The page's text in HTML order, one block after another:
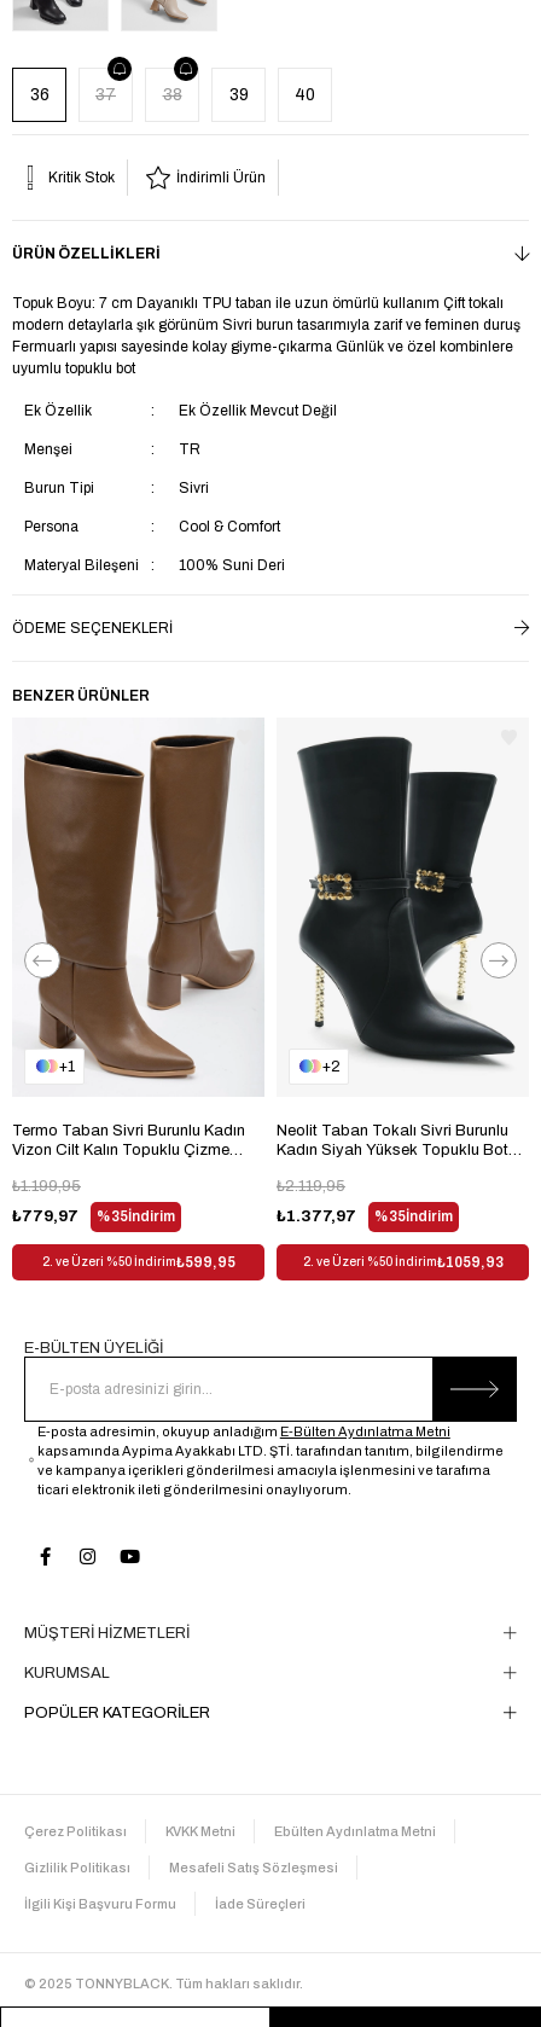
36 37 38 39 40
Kritik Stok İndirimli Ürün
ÜRÜN ÖZELLIKLERI
Topuk Boyu: 7 cm Dayanıklı TPU taban ile uzun ömürlü kullanım Çift tokalı
modern detaylarla şık görünüm Sivri burun tasarımıyla zarif ve feminen duruş
Fermuarlı yapısı sayesinde kolay giyme-çıkarma Günlük ve özel kombinlere
uyumlu topuklu bot
Ek Özellik Ek Özellik Mevcut Değil
Menşei TR
Burun Tipi Sivri
Persona Cool & Comfort
Materyal Bileşeni 100% Suni Deri
Rüzgara Dayanlıklı
Taban Materyali
Saya Materyali Suni Deri
İç Taban Materyali Tekstil
Yaş Grubu Yetişkin
Astar Materyali Tekstil
Topuk Boyu Orta Topuklu (5-9 cm)
Topuk Tipi Kalın Topuklu
Bağlama Şekli
Suni Deri
Trendyol Evet
Kullanım Alanı Outdoor
Dış Materyal Suni Deri
Düz
ÖDEME SEÇENEKLERI
BENZER ÜRÜNLER
1
Termo Taban Sivri Burunlu Kadın
Vizon Cilt Kalın Topuklu Çizme
%35İndirim
₺779,97
₺1.199,95
2. ve Üzeri %50 İndirim₺599,95
2
Neolit Taban Tokalı Sivri Burunlu
Kadın Siyah Yüksek Topuklu Bot
%35İndirim
₺1.377,97
₺2.119,95
2. ve Üzeri %50 İndirim₺1059,93
MÜŞTERİ HİZMETLERİ
KURUMSAL
POPÜLER KATEGORİLER
E-BÜLTEN ÜYELİĞİ
E-posta adresimin, okuyup anladığım E-Bülten Aydınlatma Metni
kapsamında Aypima Ayakkabı LTD. ŞTİ. tarafından tanıtım, bilgilendirme
ve kampanya içerikleri gönderilmesi amacıyla işlenmesini ve tarafıma
ticari elektronik ileti gönderilmesini onaylıyorum.
Çerez Politikası KVKK Metni Ebülten Aydınlatma Metni
Gizlilik Politikası Mesafeli Satış Sözleşmesi
İlgili Kişi Başvuru Formu İade Süreçleri
© 2025 TONNYBLACK. Tüm hakları saklıdır.